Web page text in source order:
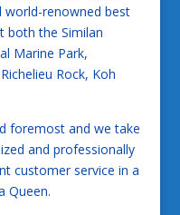
world-renowned best
both the Similan
Marine Park,
Rock, Koh
foremost and we take
and professionally
customer service in a
Queen.